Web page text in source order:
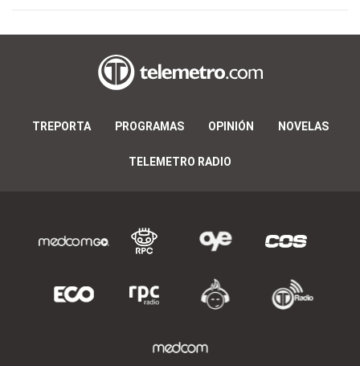
TREPORTA PROGRAMAS OPINIÓN NOVELAS
TELEMETRO RADIO